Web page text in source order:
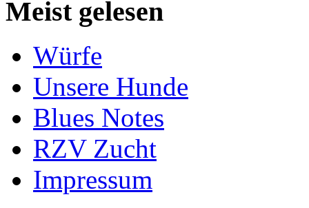
Meist gelesen
Würfe
Unsere Hunde
Blues Notes
RZV Zucht
Impressum